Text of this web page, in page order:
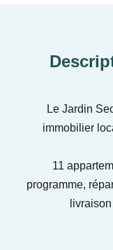
Le Jardin
immobilier
11
programme,